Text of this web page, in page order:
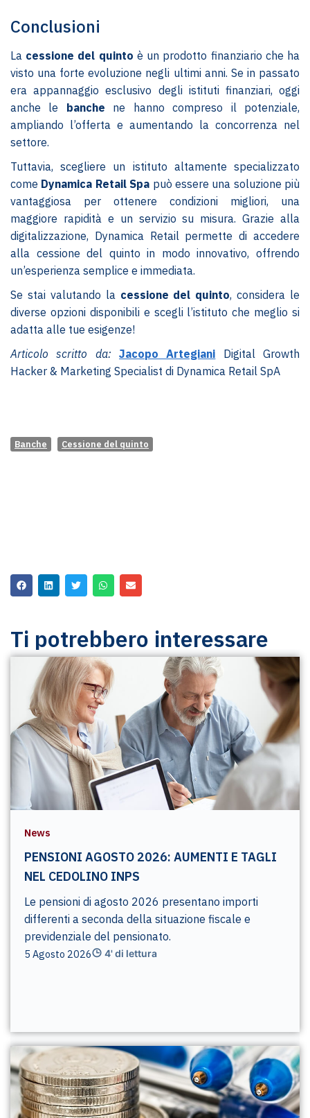
Conclusioni
La cessione del quinto è un prodotto finanziario che ha
visto una forte evoluzione negli ultimi anni. Se in passato
era appannaggio esclusivo degli istituti finanziari, oggi
anche le banche ne hanno compreso il potenziale,
ampliando l’offerta e aumentando la concorrenza nel
settore.
Tuttavia, scegliere un istituto altamente specializzato
come Dynamica Retail Spa può essere una soluzione più
vantaggiosa per ottenere condizioni migliori, una
maggiore rapidità e un servizio su misura. Grazie alla
digitalizzazione, Dynamica Retail permette di accedere
alla cessione del quinto in modo innovativo, offrendo
un’esperienza semplice e immediata.
Se stai valutando la cessione del quinto, considera le
diverse opzioni disponibili e scegli l’istituto che meglio si
adatta alle tue esigenze!
Articolo scritto da:
Jacopo Artegiani Digital Growth
Hacker & Marketing Specialist di Dynamica Retail SpA
Banche Cessione del quinto
Ti potrebbero interessare
News
PENSIONI AGOSTO 2026: AUMENTI E TAGLI
NEL CEDOLINO INPS
Le pensioni di agosto 2026 presentano importi
differenti a seconda della situazione fiscale e
previdenziale del pensionato.
5 Agosto 2026 4' di lettura